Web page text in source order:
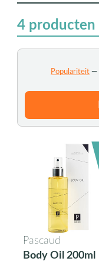
4producten
Populariteit—
Pascaud
Body Oil 200ml